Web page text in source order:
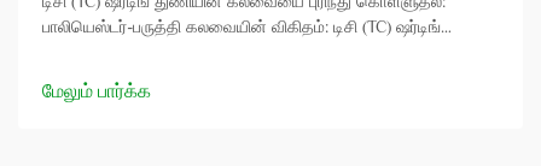
பாலியெஸ்டர்-பருத்தி கலவையின் விகிதம்: டிசி (TC) ஷர்டிங்
வசதியான கலவையாகும்.
மேலும் பார்க்க